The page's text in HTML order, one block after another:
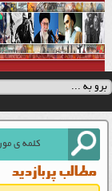
مطالب پربازدید